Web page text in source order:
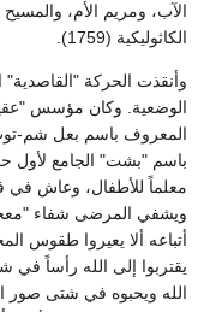
الآب، ومريم الأم، والمسيح
الكاثوليكية (1759).
وأنقذت الحركة "القاصدية"
الوضعية. وكان مؤسس
المعروف باسم بعل شم-توب
باسم "بشت" الجامع لأول
معلماً للأطفال، وعاش في
ويشفي المرضى شفاء
أتباعه ألا يعيروا طقوس
يقتربوا إلى الله رأساً في
الله ويحبوه في شتى صور